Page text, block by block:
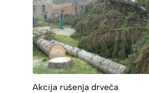
Akcija rušenja drveća